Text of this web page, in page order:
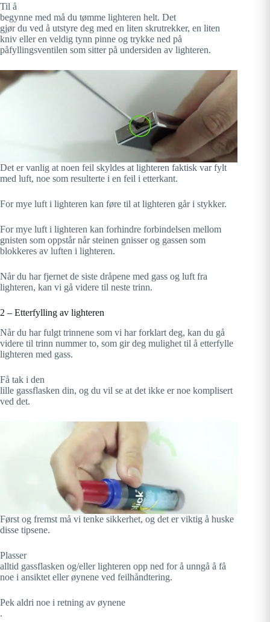
Til å
begynne med må du tømme lighteren helt. Det
gjør du ved å utstyre deg med en liten skrutrekker, en liten
kniv eller en veldig tynn pinne og trykke ned på
påfyllingsventilen som sitter på undersiden av lighteren.
Det er vanlig at noen feil skyldes at lighteren faktisk var fylt
med luft, noe som resulterte i en feil i etterkant.
For mye luft i lighteren kan føre til at lighteren går i stykker.
For mye luft i lighteren kan forhindre forbindelsen mellom
gnisten som oppstår når steinen gnisser og gassen som
blokkeres av luften i lighteren.
Når du har fjernet de siste dråpene med gass og luft fra
lighteren, kan vi gå videre til neste trinn.
2 – Etterfylling av lighteren
Når du har fulgt trinnene som vi har forklart deg, kan du gå
videre til trinn nummer to, som gir deg mulighet til å etterfylle
lighteren med gass.
Få tak i den
lille gassflasken din, og du vil se at det ikke er noe komplisert
ved det.
Først og fremst må vi tenke sikkerhet, og det er viktig å huske
disse tipsene.
Plasser
alltid gassflasken og/eller lighteren opp ned for å unngå å få
noe i ansiktet eller øynene ved feilhåndtering.
Pek aldri noe i retning av øynene
.